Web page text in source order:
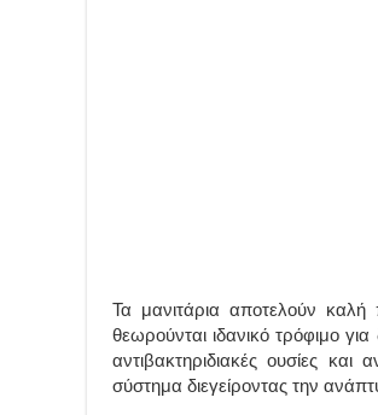
Τα μανιτάρια αποτελούν
θεωρούνται ιδανικό τρόφιμο
αντιβακτηριδιακές ουσίες και
σύστημα διεγείροντας την